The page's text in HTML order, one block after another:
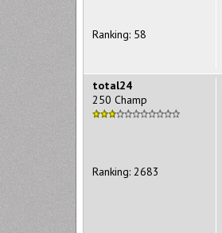
Ranking: 58
total24
250 Champ
Ranking: 2683